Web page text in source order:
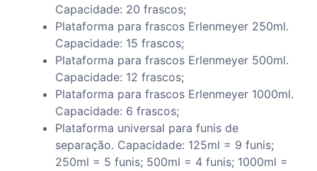
Capacidade: 20 frascos;
Plataforma para frascos Erlenmeyer 250ml.
Capacidade: 15 frascos;
Plataforma para frascos Erlenmeyer 500ml.
Capacidade: 12 frascos;
Plataforma para frascos Erlenmeyer 1000ml.
Capacidade: 6 frascos;
Plataforma universal para funis de
separação. Capacidade: 125ml = 9 funis;
250ml = 5 funis; 500ml = 4 funis; 1000ml =